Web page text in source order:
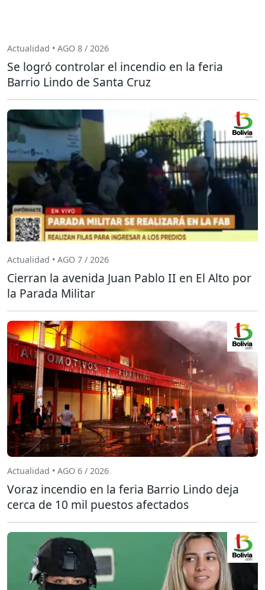
Actualidad • AGO 8 / 2026
Se logró controlar el incendio en la feria
Barrio Lindo de Santa Cruz
Actualidad • AGO 7 / 2026
Cierran la avenida Juan Pablo II en El Alto por
la Parada Militar
Actualidad • AGO 6 / 2026
Voraz incendio en la feria Barrio Lindo deja
cerca de 10 mil puestos afectados